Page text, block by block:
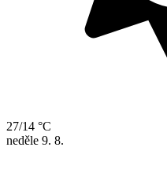
27/14 °C
neděle 9. 8.